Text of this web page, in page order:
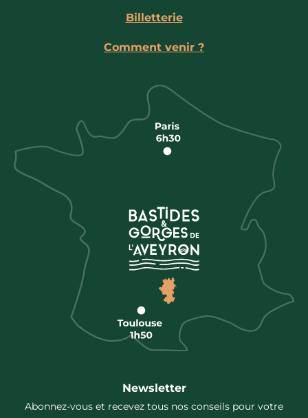
Billetterie
Comment venir ?
Newsletter
Abonnez-vous et recevez tous nos conseils pour votre